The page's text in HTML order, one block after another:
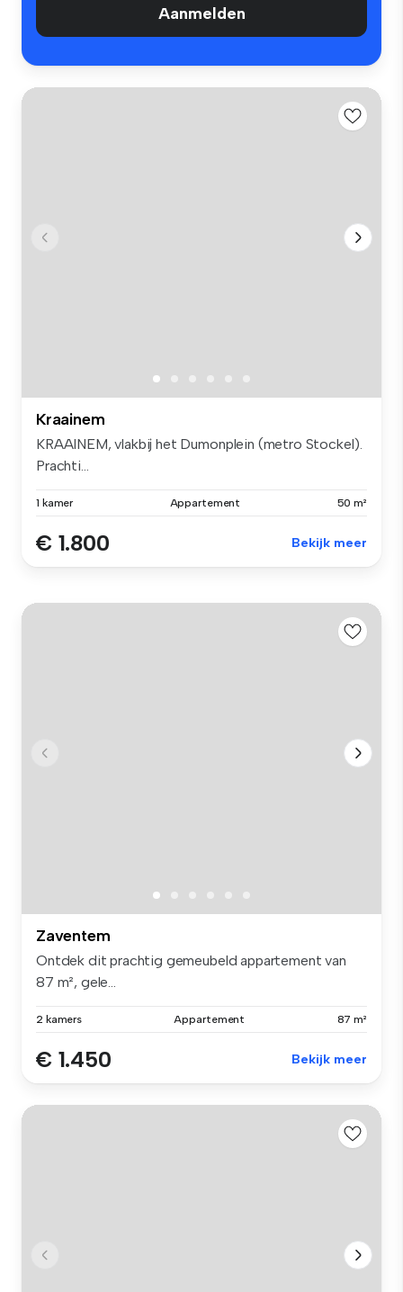
Aanmelden
Kraainem
KRAAINEM, vlakbij het Dumonplein (metro Stockel).
Prachti...
1 kamer Appartement 50 m²
€ 1.800 Bekijk meer
Zaventem
Ontdek dit prachtig gemeubeld appartement van
87 m², gele...
2 kamers Appartement 87 m²
€ 1.450 Bekijk meer